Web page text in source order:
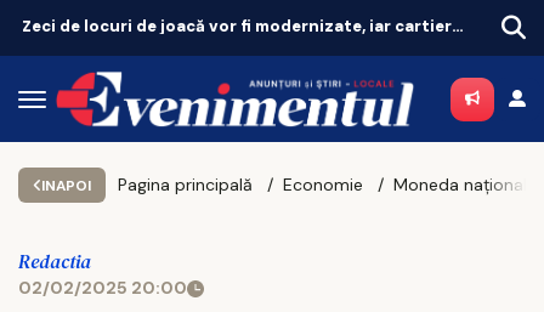
Revoluție în tratarea menopauzei! Terapia hormonală revine, după 25 de ani de controverse
INAPOI Pagina principală Economie
Redactia
02/02/2025 20:00